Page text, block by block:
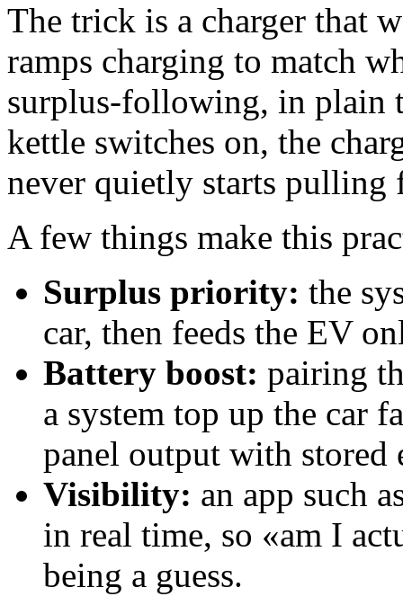
The trick is a charger that
ramps charging to match
surplus-following, in plain
kettle switches on, the
never quietly starts pulling
A few things make this
Surplus priority: the
car, then feeds the EV
Battery boost: pairing
a system top up the car
panel output with stored
Visibility: an app such
in real time, so «am I
being a guess.